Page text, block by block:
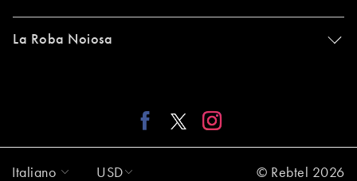
La Roba Noiosa
Italiano USD © Rebtel 2026